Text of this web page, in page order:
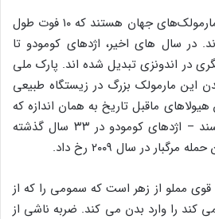
اژدهای کومودو بزرگ‌ترین مارمولک‌های جهان هستند که ۱۰ فوت طول
دارند. در سال های اخیر، اژدهای کومودو تا
در اندونزی تبدیل شده اند. پارک ملی
این مارمولک بزرگ در زیستگاه طبیعی
ماقبل تاریخ به همان اندازه که
هستند شرور به نظر می رسند – اژدهای کومودو در ۳۳ سال گذشته
در سال ۲۰۰۹ رخ داد.
مملو از زهر است که سمومی را که از
را وارد بدن می کند. ضربه ناشی از